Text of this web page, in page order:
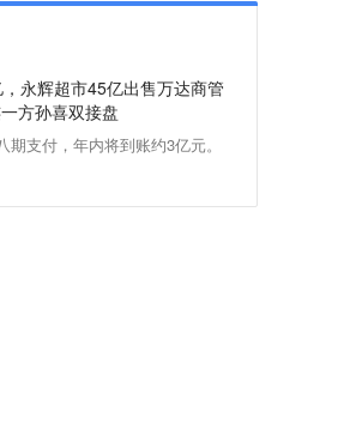
永辉超市45亿出售万达商管
方孙喜双接盘
期支付，年内将到账约3亿元。